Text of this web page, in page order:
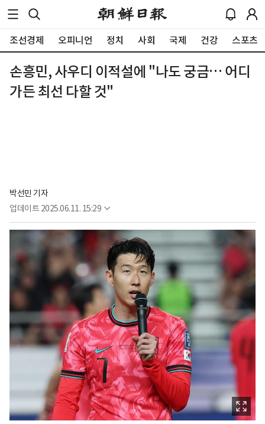
조선경제 오피니언 정치 사회 국제 건강 스포츠
손흥민, 사우디 이적설에 "나도 궁금… 어디
가든 최선 다할 것"
박선민 기자
업데이트 2025.06.11. 15:29